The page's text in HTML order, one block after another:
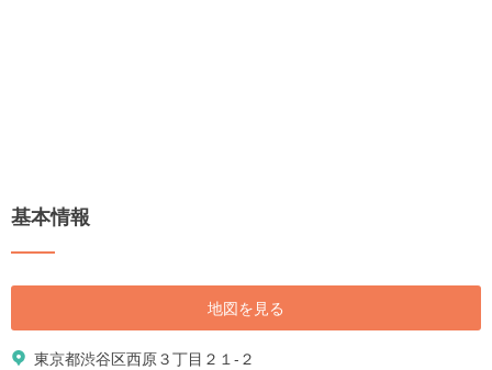
基本情報
地図を見る
東京都渋谷区西原３丁目２１-２